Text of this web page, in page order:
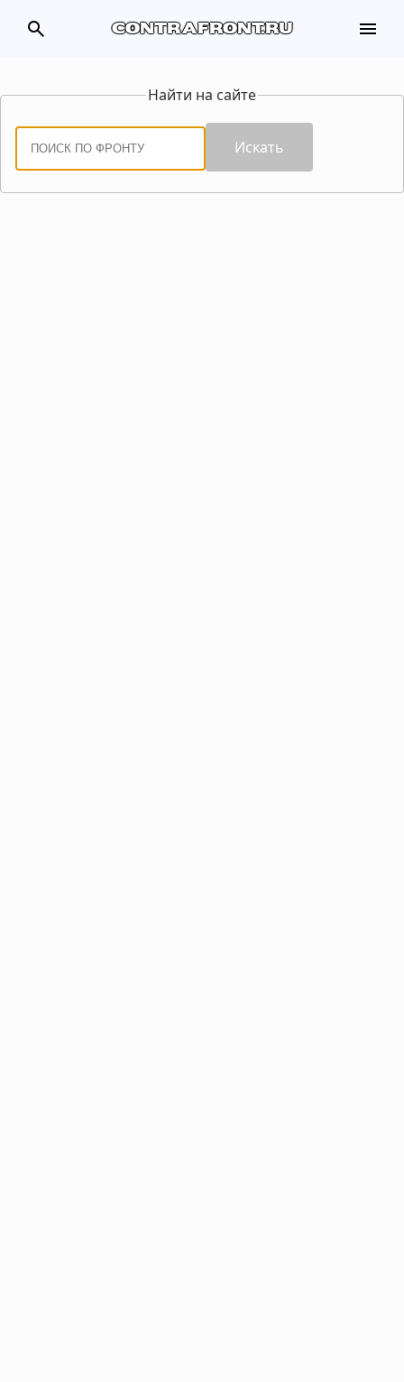
search contrafront.ru menu
Найти на сайте
Искать